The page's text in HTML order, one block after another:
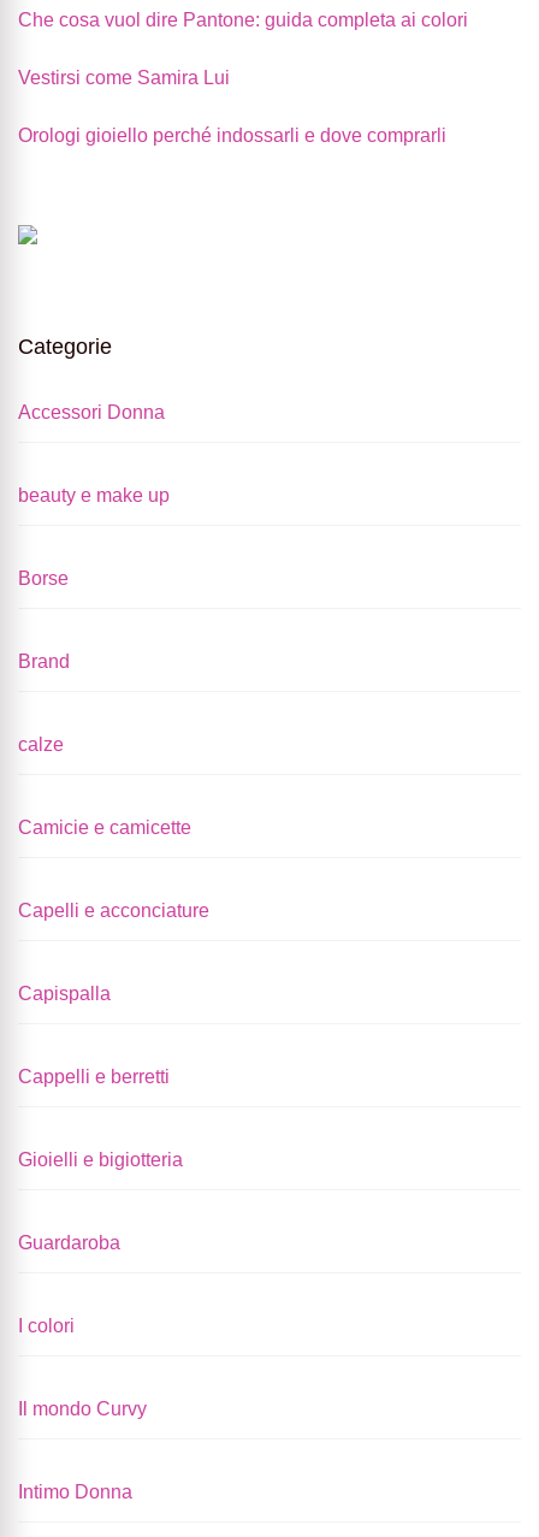
Che cosa vuol dire Pantone: guida completa ai colori
Vestirsi come Samira Lui
Orologi gioiello perché indossarli e dove comprarli
Categorie
Accessori Donna
beauty e make up
Borse
Brand
calze
Camicie e camicette
Capelli e acconciature
Capispalla
Cappelli e berretti
Gioielli e bigiotteria
Guardaroba
I colori
Il mondo Curvy
Intimo Donna